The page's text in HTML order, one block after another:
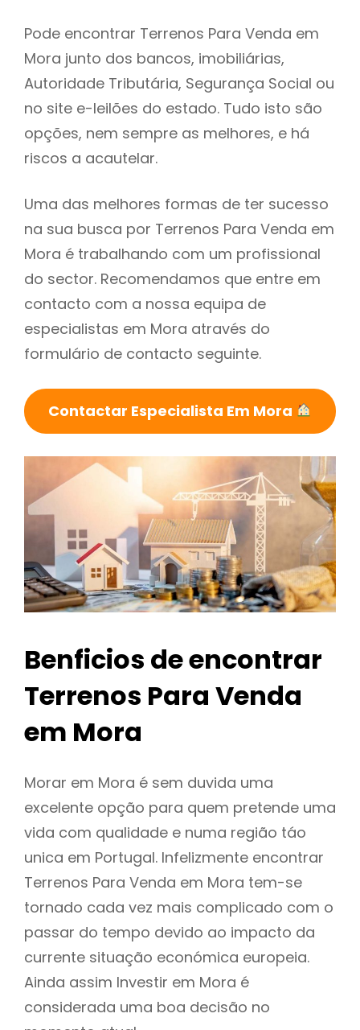
Pode encontrar Terrenos Para Venda em
Mora junto dos bancos, imobiliárias,
Autoridade Tributária, Segurança Social ou
no site e-leilões do estado. Tudo isto são
opções, nem sempre as melhores, e há
riscos a acautelar.
Uma das melhores formas de ter sucesso
na sua busca por Terrenos Para Venda em
Mora é trabalhando com um profissional
do sector. Recomendamos que entre em
contacto com a nossa equipa de
especialistas em Mora através do
formulário de contacto seguinte.
Contactar Especialista Em Mora
Benficios de encontrar
Terrenos Para Venda
em Mora
Morar em Mora é sem duvida uma
excelente opção para quem pretende uma
vida com qualidade e numa região táo
unica em Portugal. Infelizmente encontrar
Terrenos Para Venda em Mora tem-se
tornado cada vez mais complicado com o
passar do tempo devido ao impacto da
currente situação económica europeia.
Ainda assim Investir em Mora é
considerada uma boa decisão no